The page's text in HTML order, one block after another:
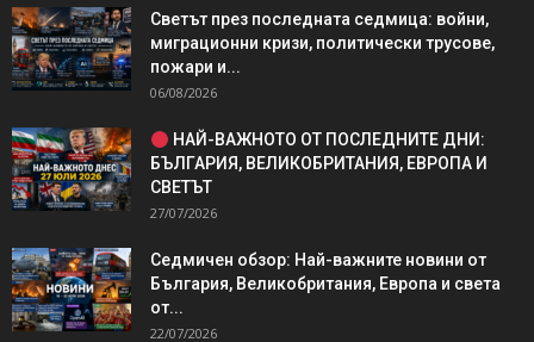
Светът през последната седмица: войни,
миграционни кризи, политически трусове,
пожари и...
06/08/2026
НАЙ-ВАЖНОТО ОТ ПОСЛЕДНИТЕ ДНИ:
БЪЛГАРИЯ, ВЕЛИКОБРИТАНИЯ, ЕВРОПА И
СВЕТЪТ
27/07/2026
Седмичен обзор: Най-важните новини от
България, Великобритания, Европа и света
от...
22/07/2026